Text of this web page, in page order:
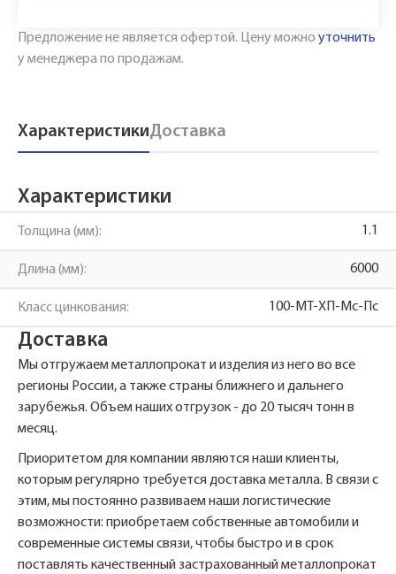
Предложение не является офертой. Цену можно уточнить
у менеджера по продажам.
ХарактеристикиДоставка
Характеристики
Толщина (мм): 1.1
Длина (мм): 6000
Класс цинкования: 100-МТ-ХП-Мс-Пс
Доставка
Мы отгружаем металлопрокат и изделия из него во все
регионы России, а также страны ближнего и дальнего
зарубежья. Объем наших отгрузок - до 20 тысяч тонн в
месяц.
Приоритетом для компании являются наши клиенты,
которым регулярно требуется доставка металла. В связи с
этим, мы постоянно развиваем наши логистические
возможности: приобретаем собственные автомобили и
современные системы связи, чтобы быстро и в срок
поставлять качественный застрахованный металлопрокат
Телефон
Быстрый заказ
персональных данных.
Ваша заявка будет обработана
Ваш заказ будет обработан нами в
регистрации отправлена на указанный
вами почтовый адрес. Перейдите по
ссылке подтверждения в течении 3
стоимость прямо по телефону.
Отправить
Нажимая на кнопку «Отправить» вы
автоматически соглашаетесь с«Политикой
конфиденциальности»
Заполните форму обратной связи, и наши
Отправить
Нажимая на кнопку «Отправить» вы
автоматически соглашаетесь с«Политикой
конфиденциальности»